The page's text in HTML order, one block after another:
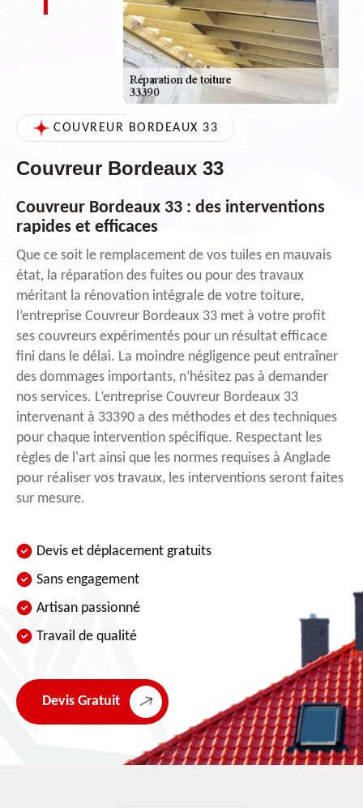
COUVREUR BORDEAUX 33
Couvreur Bordeaux 33
Couvreur Bordeaux 33 : des interventions
rapides et efficaces
Que ce soit le remplacement de vos tuiles en mauvais
état, la réparation des fuites ou pour des travaux
méritant la rénovation intégrale de votre toiture,
l’entreprise Couvreur Bordeaux 33 met à votre profit
ses couvreurs expérimentés pour un résultat efficace
fini dans le délai. La moindre négligence peut entraîner
des dommages importants, n’hésitez pas à demander
nos services. L’entreprise Couvreur Bordeaux 33
intervenant à 33390 a des méthodes et des techniques
pour chaque intervention spécifique. Respectant les
règles de l'art ainsi que les normes requises à Anglade
pour réaliser vos travaux, les interventions seront faites
sur mesure.
Devis et déplacement gratuits
Sans engagement
Artisan passionné
Travail de qualité
Devis Gratuit